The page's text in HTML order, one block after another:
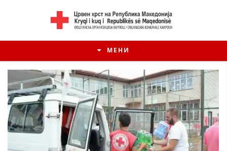
МЕНИ